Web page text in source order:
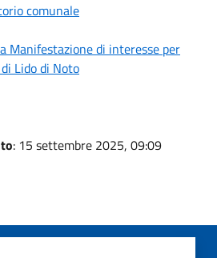
comunale
Manifestazione di interesse per
Lido di Noto
: 15 settembre 2025, 09:09